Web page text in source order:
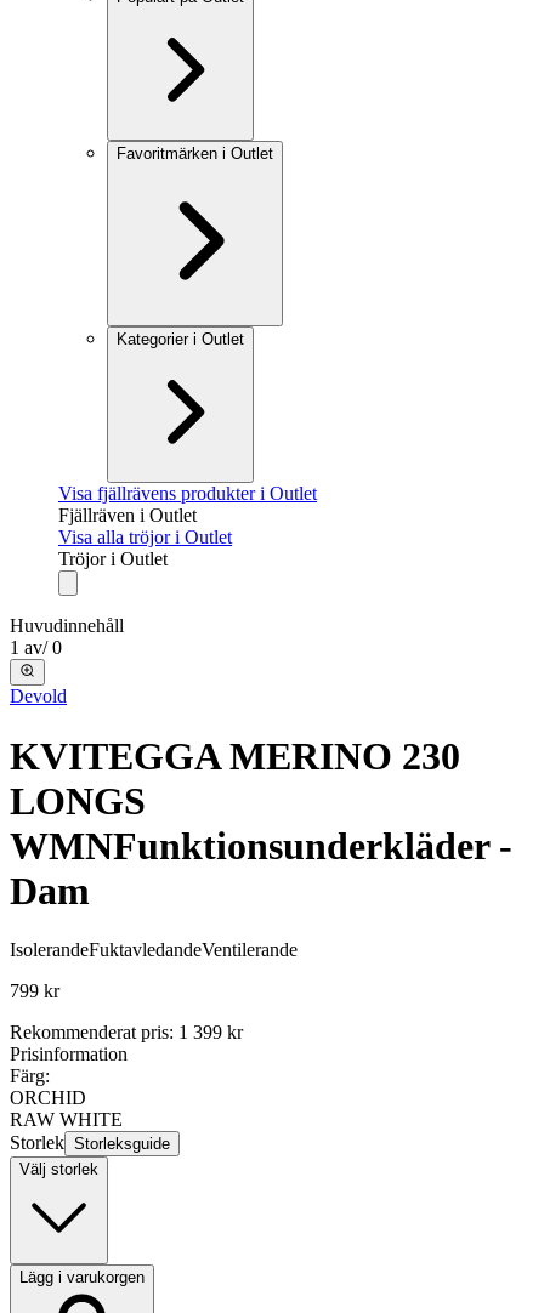
Favoritmärken i Outlet
Kategorier i Outlet
Visa fjällrävens produkter i Outlet
Fjällräven i Outlet
Visa alla tröjor i Outlet
Tröjor i Outlet
Huvudinnehåll
1 av/ 0
Devold
KVITEGGA MERINO 230
LONGS
WMNFunktionsunderkläder -
Dam
IsolerandeFuktavledandeVentilerande
799 kr
Rekommenderat pris: 1 399 kr
Prisinformation
Färg:
ORCHID
RAW WHITE
Storlek Storleksguide
Välj storlek
Lägg i varukorgen